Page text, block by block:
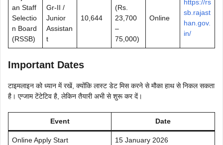
an Staff
Selectio
n Board
(RSSB)
Gr-II /
Junior
Assistan
t
10,644
(Rs.
23,700
–
75,000)
Online
https://rs
sb.rajast
han.gov.
in/
Important Dates
टाइमलाइन को ध्यान में रखें, क्योंकि लास्ट डेट मिस करने से मौका हाथ से निकल सकता
है। एग्जाम टेंटेटिव है, लेकिन तैयारी अभी से शुरू कर दें।
Event Date
Online Apply Start 15 January 2026